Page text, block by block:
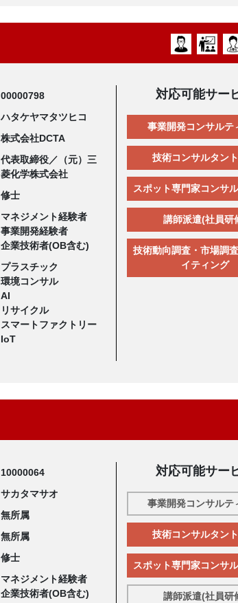
00000798
ハタケヤマタツヒコ
株式会社DCTA
代表取締役／（元）三
菱化学株式会社
修士
マネジメント経験者
事業開発経験者
企業技術者(OB含む)
プラスチック
環境コンサル
AI
リサイクル
スマートファクトリー
IoT
対応可能サー
事業開発コンサルテ
技術コンサルタン
スポット専門家コンサ
講師派遣(社員研
技術動向調査・市場調
イティング
10000064
サカタマサオ
無所属
無所属
修士
マネジメント経験者
企業技術者(OB含む)
対応可能サー
事業開発コンサルテ
技術コンサルタン
スポット専門家コンサ
講師派遣(社員研